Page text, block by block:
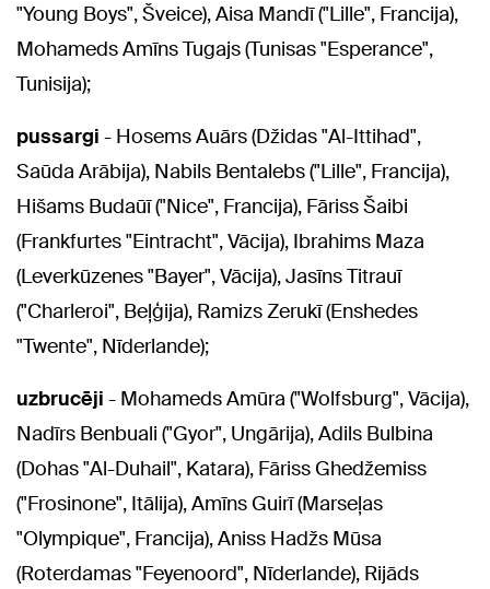
"Young Boys", Šveice), Aisa Mandī ("Lille", Francija),
Mohameds Amīns Tugajs (Tunisas "Esperance",
Tunisija);
pussargi - Hosems Auārs (Džidas "Al-Ittihad",
Saūda Arābija), Nabils Bentalebs ("Lille", Francija),
Hišams Budaūī ("Nice", Francija), Fāriss Šaibi
(Frankfurtes "Eintracht", Vācija), Ibrahims Maza
(Leverkūzenes "Bayer", Vācija), Jasīns Titrauī
("Charleroi", Beļģija), Ramizs Zerukī (Enshedes
"Twente", Nīderlande);
uzbrucēji - Mohameds Amūra ("Wolfsburg", Vācija),
Nadīrs Benbuali ("Gyor", Ungārija), Adils Bulbina
(Dohas "Al-Duhail", Katara), Fāriss Ghedžemiss
("Frosinone", Itālija), Amīns Guirī (Marseļas
"Olympique", Francija), Aniss Hadžs Mūsa
(Roterdamas "Feyenoord", Nīderlande), Rijāds